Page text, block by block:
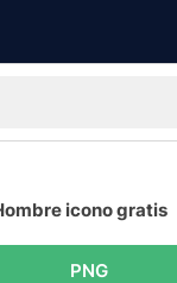
icono gratis
PNG